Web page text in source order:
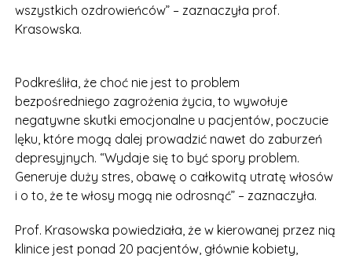
wszystkich ozdrowieńców” – zaznaczyła prof.
Krasowska.
Podkreśliła, że choć nie jest to problem
bezpośredniego zagrożenia życia, to wywołuje
negatywne skutki emocjonalne u pacjentów, poczucie
lęku, które mogą dalej prowadzić nawet do zaburzeń
depresyjnych. “Wydaje się to być spory problem.
Generuje duży stres, obawę o całkowitą utratę włosów
i o to, że te włosy mogą nie odrosnąć” – zaznaczyła.
Prof. Krasowska powiedziała, że w kierowanej przez nią
klinice jest ponad 20 pacjentów, głównie kobiety,